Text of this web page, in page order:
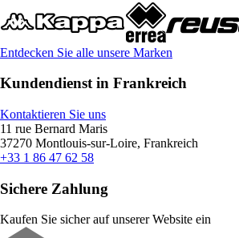
Entdecken Sie alle unsere Marken
Kundendienst in Frankreich
Kontaktieren Sie uns
11 rue Bernard Maris
37270 Montlouis-sur-Loire, Frankreich
+33 1 86 47 62 58
Sichere Zahlung
Kaufen Sie sicher auf unserer Website ein